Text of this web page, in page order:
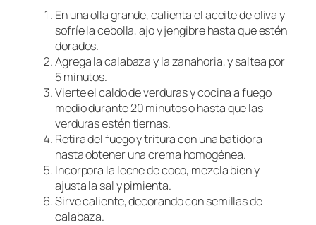
En una olla grande, calienta el aceite de oliva y
sofríe la cebolla, ajo y jengibre hasta que estén
dorados.
Agrega la calabaza y la zanahoria, y saltea por
5 minutos.
Vierte el caldo de verduras y cocina a fuego
medio durante 20 minutos o hasta que las
verduras estén tiernas.
Retira del fuego y tritura con una batidora
hasta obtener una crema homogénea.
Incorpora la leche de coco, mezcla bien y
ajusta la sal y pimienta.
Sirve caliente, decorando con semillas de
calabaza.